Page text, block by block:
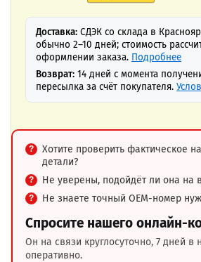
Доставка: СДЭК со склада в
обычно 2–10 дней; стоимость
оформлении заказа. Подробнее
Возврат: 14 дней с момента
пересылка за счёт покупателя.
Хотите проверить фактическое
детали?
Не уверены, подойдёт ли она на
Не знаете точный OEM-номер
Спросите нашего онлайн-
Он на связи круглосуточно, 7 дней в
оперативно.